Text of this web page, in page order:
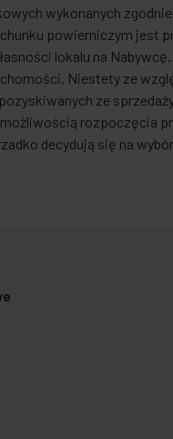
wykonanych
powierniczym jest
lokalu na
Niestety ze
ze
rozpoczęcia
decydują się na